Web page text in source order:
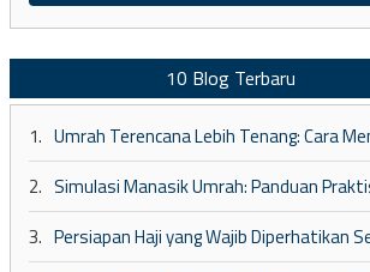
10 Blog Terbaru
1.
2.
3.